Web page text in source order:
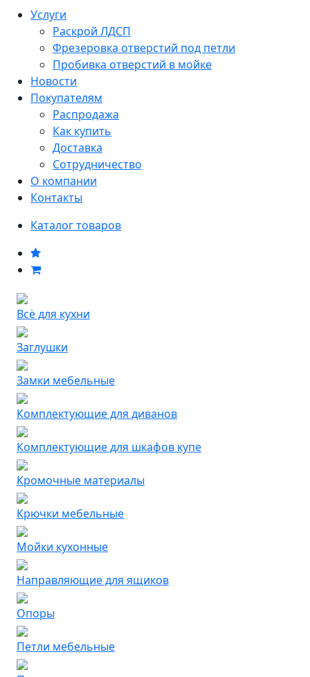
Услуги
Раскрой ЛДСП
Фрезеровка отверстий под петли
Пробивка отверстий в мойке
Новости
Покупателям
Распродажа
Как купить
Доставка
Сотрудничество
О компании
Контакты
Каталог товаров
Всё для кухни
Заглушки
Замки мебельные
Комплектующие для диванов
Комплектующие для шкафов купе
Кромочные материалы
Крючки мебельные
Мойки кухонные
Направляющие для ящиков
Опоры
Петли мебельные